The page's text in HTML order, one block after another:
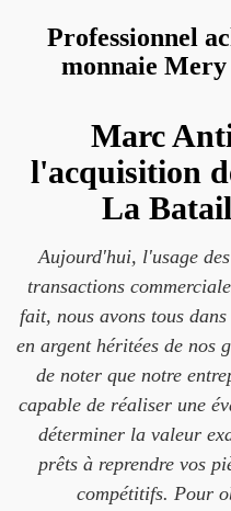
Professionnel
monnaie
Marc
l'acquisition
La
Aujourd'hui, l'usage
transactions
fait, nous avons tous
en argent héritées de nos
de noter que notre
capable de réaliser une
déterminer la valeur
prêts à reprendre vos
compétitifs. Pour